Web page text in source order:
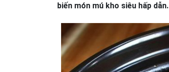
biến món mú kho siêu hấp dẫn.